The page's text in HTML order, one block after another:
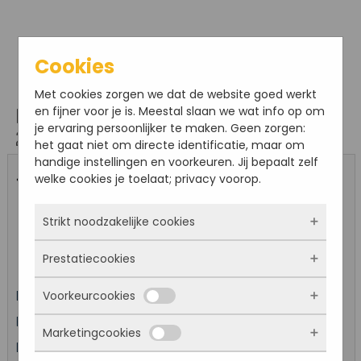
Bestel hier online je kaarten voor: Rondleiding
27 september
« Ander evenement kiezen
Evenement: Rondleiding 27 september
Datum: 27-09-2026 om 14:00
Prijs per ticket regulier: €7,50
Kind (t/m 12): € 1,00
Locatie: Fort Sabina
Cookies
Met cookies zorgen we dat de website goed werkt
en fijner voor je is. Meestal slaan we wat info op om
je ervaring persoonlijker te maken. Geen zorgen:
het gaat niet om directe identificatie, maar om
handige instellingen en voorkeuren. Jij bepaalt zelf
welke cookies je toelaat; privacy voorop.
Strikt noodzakelijke cookies
Deze cookies zorgen ervoor dat de website
überhaupt werkt. Ze zijn dus altijd actief en
kunnen niet worden uitgezet. Meestal worden
ze alleen geplaatst als jij iets doet, zoals
inloggen, een formulier invullen of je
privacyvoorkeuren opslaan. Je kunt je browser
Prestatiecookies
Met deze cookies zien we hoe vaak onze site
bezocht wordt, waar bezoekers vandaan
komen en welke pagina’s populair zijn. Zo
kunnen we de website blijven verbeteren.
Voorkeurcookies
Deze cookies onthouden jouw voorkeuren.
Bijvoorbeeld taalkeuze of ingevulde gegevens.
Marketingcookies